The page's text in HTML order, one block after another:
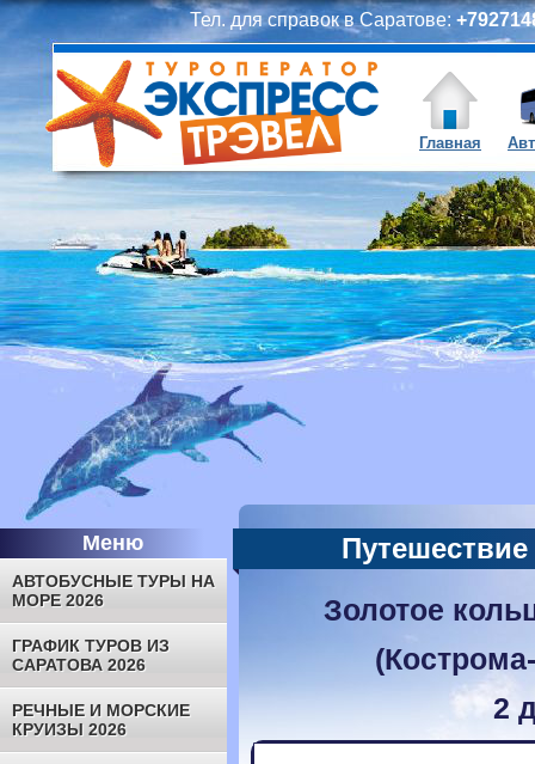
Тел. для справок в Саратове:
Главная
Меню
АВТОБУСНЫЕ ТУРЫ НА
МОРЕ 2026
ГРАФИК ТУРОВ ИЗ
САРАТОВА 2026
РЕЧНЫЕ И МОРСКИЕ
КРУИЗЫ 2026
Золотое
2